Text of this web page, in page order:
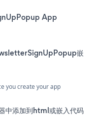
App
嵌
you create your app
添加到html或嵌入代码